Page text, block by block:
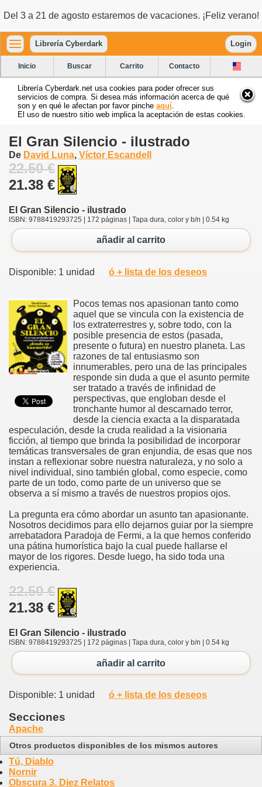
Del 3 a 21 de agosto estaremos de vacaciones. ¡Feliz verano!
Librería Cyberdark Login
Inicio Buscar Carrito Contacto
Librería Cyberdark.net usa cookies para poder ofrecer sus
servicios de compra. Si desea más información acerca de qué
son y en qué le afectan por favor pinche aquí
El uso de nuestro sitio web implica la aceptación de estas cookies.
El Gran Silencio - ilustrado
De David Luna, Víctor Escandell
22.50 €
21.38 €
El Gran Silencio - ilustrado
ISBN: 9788419293725 | 172 páginas | Tapa dura, color y b/n | 0.54 kg
añadir al carrito
Disponible: 1 unidad ó + lista de los deseos
Pocos temas nos apasionan tanto como
aquel que se vincula con la existencia de
los extraterrestres y, sobre todo, con la
posible presencia de estos (pasada,
presente o futura) en nuestro planeta. Las
razones de tal entusiasmo son
innumerables, pero una de las principales
responde sin duda a que el asunto permite
ser tratado a través de infinidad de
perspectivas, que engloban desde el
tronchante humor al descarnado terror,
desde la ciencia exacta a la disparatada
especulación, desde la cruda realidad a la visionaria
ficción, al tiempo que brinda la posibilidad de incorporar
temáticas transversales de gran enjundia, de esas que nos
instan a reflexionar sobre nuestra naturaleza, y no solo a
nivel individual, sino también global, como especie, como
parte de un todo, como parte de un universo que se
observa a sí mismo a través de nuestros propios ojos.
La pregunta era cómo abordar un asunto tan apasionante.
Nosotros decidimos para ello dejarnos guiar por la siempre
arrebatadora Paradoja de Fermi, a la que hemos conferido
una pátina humorística bajo la cual puede hallarse el
mayor de los rigores. Desde luego, ha sido toda una
experiencia.
22.50 €
21.38 €
El Gran Silencio - ilustrado
ISBN: 9788419293725 | 172 páginas | Tapa dura, color y b/n | 0.54 kg
añadir al carrito
Disponible: 1 unidad ó + lista de los deseos
Secciones
Apache
Otros productos disponibles de los mismos autores
Tú, Diablo
Nornir
Obscura 3. Diez Relatos